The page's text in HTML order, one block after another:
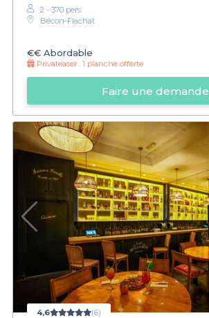
2 - 370 pers.
Bécon‑Flachat
€€ Abordable
Privateaser : 1 planche offerte
Faire une demande
4,6 (6)